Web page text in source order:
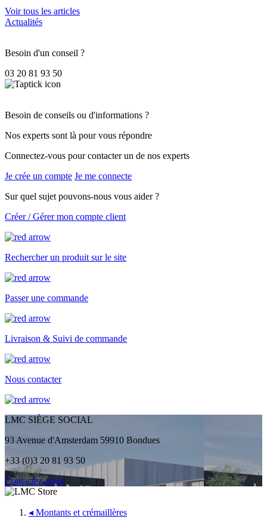
Voir tous les articles
Actualités
Besoin d'un conseil ?
03 20 81 93 50
Besoin de conseils ou d'informations ?
Nos experts sont là pour vous répondre
Connectez-vous pour contacter un de nos experts
Je crée un compte Je me connecte
Sur quel sujet pouvons-nous vous aider ?
Créer / Gérer mon compte client
Rechercher un produit sur le site
Passer une commande
Livraison & Suivi de commande
Nous contacter
LMC SIÈGE SOCIAL
93 Avenue d'Amsterdam 59910 Bondues
+33 (0)3 20 81 93 50
Contactez-nous
◂ Montants et crémaillères